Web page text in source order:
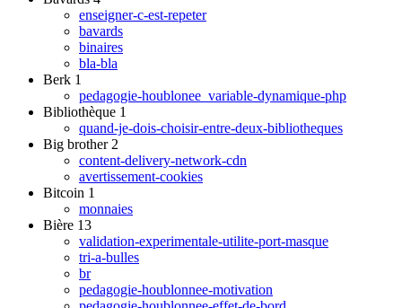
enseigner-c-est-repeter
bavards
binaires
bla-bla
Berk 1
pedagogie-houblonee_variable-dynamique-php
Bibliothèque 1
quand-je-dois-choisir-entre-deux-bibliotheques
Big brother 2
content-delivery-network-cdn
avertissement-cookies
Bitcoin 1
monnaies
Bière 13
validation-experimentale-utilite-port-masque
tri-a-bulles
br
pedagogie-houblonnee-motivation